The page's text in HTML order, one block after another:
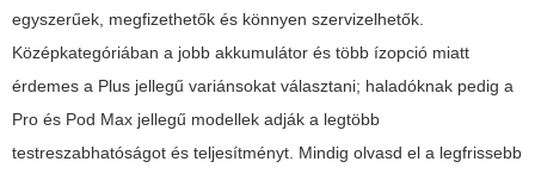
egyszerűek, megfizethetők és könnyen szervizelhetők.
Középkategóriában a jobb akkumulátor és több ízopció miatt
érdemes a Plus jellegű variánsokat választani; haladóknak pedig a
Pro és Pod Max jellegű modellek adják a legtöbb
testreszabhatóságot és teljesítményt. Mindig olvasd el a legfrissebb